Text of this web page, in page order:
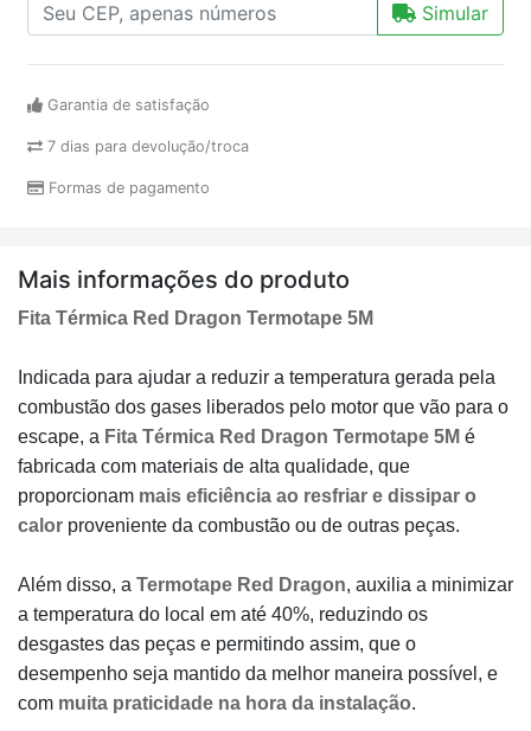
Simular
Garantia de satisfação
7 dias para devolução/troca
Formas de pagamento
Mais informações do produto
Fita Térmica Red Dragon Termotape 5M
Indicada para ajudar a reduzir a temperatura gerada pela
combustão dos gases liberados pelo motor que vão para o
escape, a Fita Térmica Red Dragon Termotape 5M é
fabricada com materiais de alta qualidade, que
proporcionam mais eficiência ao resfriar e dissipar o
calor proveniente da combustão ou de outras peças.
Além disso, a Termotape Red Dragon, auxilia a minimizar
a temperatura do local em até 40%, reduzindo os
desgastes das peças e permitindo assim, que o
desempenho seja mantido da melhor maneira possível, e
com muita praticidade na hora da instalação.